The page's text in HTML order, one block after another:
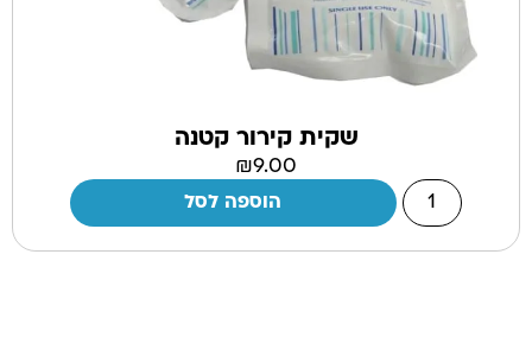
שקית קירור קטנה
₪9.00
הוספה לסל